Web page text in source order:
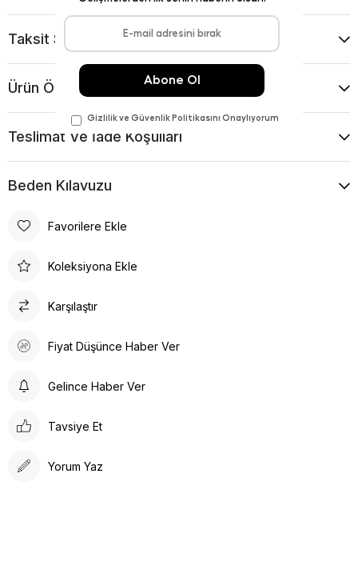
Taksit Seçenekleri
Ürün Önerileri
Teslimat Ve İade Koşulları
Beden Kılavuzu
Favorilere Ekle
Koleksiyona Ekle
Karşılaştır
Fiyat Düşünce Haber Ver
Gelince Haber Ver
Tavsiye Et
Yorum Yaz